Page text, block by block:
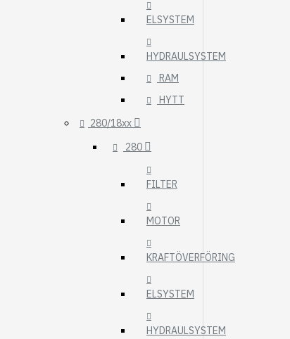
ELSYSTEM
HYDRAULSYSTEM
RAM
HYTT
280/18xx
280
FILTER
MOTOR
KRAFTÖVERFÖRING
ELSYSTEM
HYDRAULSYSTEM